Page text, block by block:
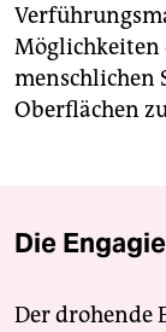
Möglichkeiten
menschlichen
Oberflächen
Die
Der drohende